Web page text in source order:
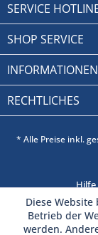
SERVICE
SHOP SERVICE
INFORMATIONEN
RECHTLICHES
* Alle Preise inkl.
Hilfe
Diese
Betrieb der
werden.